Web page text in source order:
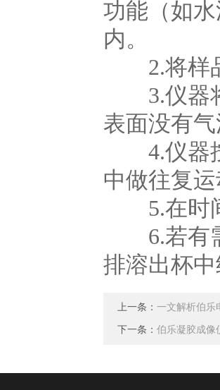
功能（如
内。
2.将样品
3.仪器将
表面没有
4.仪器按
中做往复
5.在时间
6.若有需
排溶出杯
上一条： 一文解析伯乐
下一条： 伯乐凝胶成像